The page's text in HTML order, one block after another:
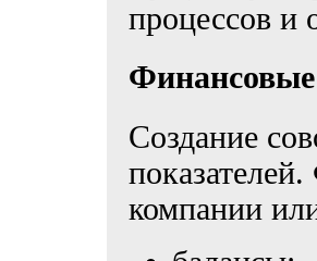
процессов и
Создание
компании